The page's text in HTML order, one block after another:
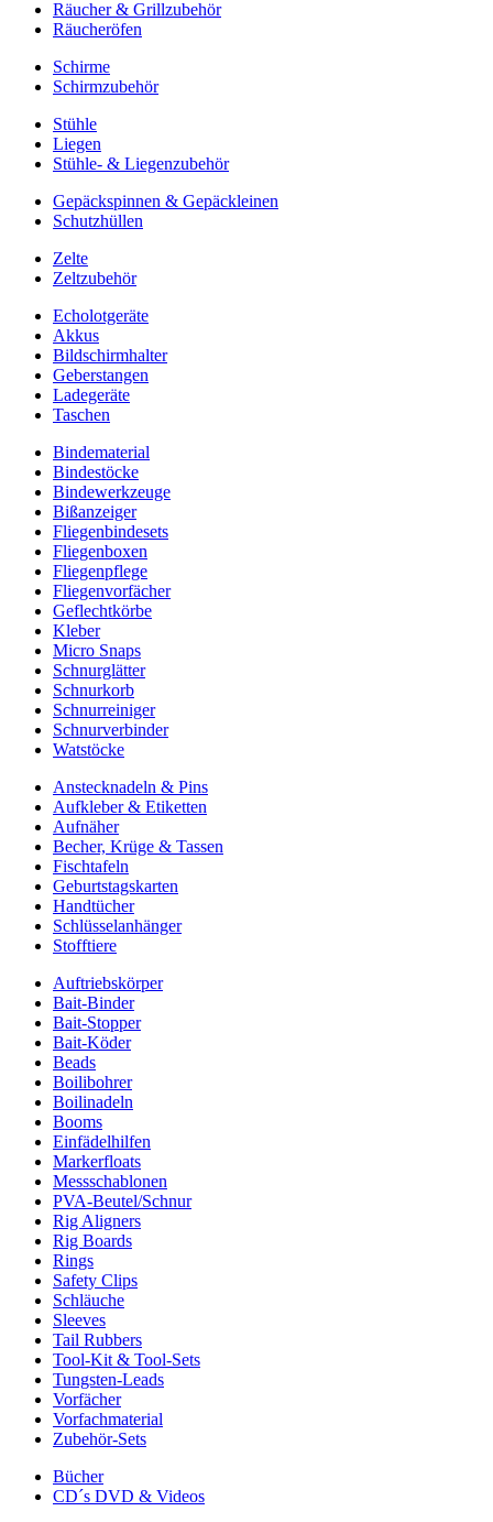
Räucher & Grillzubehör
Räucheröfen
Schirme
Schirmzubehör
Stühle
Liegen
Stühle- & Liegenzubehör
Gepäckspinnen & Gepäckleinen
Schutzhüllen
Zelte
Zeltzubehör
Echolotgeräte
Akkus
Bildschirmhalter
Geberstangen
Ladegeräte
Taschen
Bindematerial
Bindestöcke
Bindewerkzeuge
Bißanzeiger
Fliegenbindesets
Fliegenboxen
Fliegenpflege
Fliegenvorfächer
Geflechtkörbe
Kleber
Micro Snaps
Schnurglätter
Schnurkorb
Schnurreiniger
Schnurverbinder
Watstöcke
Anstecknadeln & Pins
Aufkleber & Etiketten
Aufnäher
Becher, Krüge & Tassen
Fischtafeln
Geburtstagskarten
Handtücher
Schlüsselanhänger
Stofftiere
Auftriebskörper
Bait-Binder
Bait-Stopper
Bait-Köder
Beads
Boilibohrer
Boilinadeln
Booms
Einfädelhilfen
Markerfloats
Messschablonen
PVA-Beutel/Schnur
Rig Aligners
Rig Boards
Rings
Safety Clips
Schläuche
Sleeves
Tail Rubbers
Tool-Kit & Tool-Sets
Tungsten-Leads
Vorfächer
Vorfachmaterial
Zubehör-Sets
Bücher
CD´s DVD & Videos